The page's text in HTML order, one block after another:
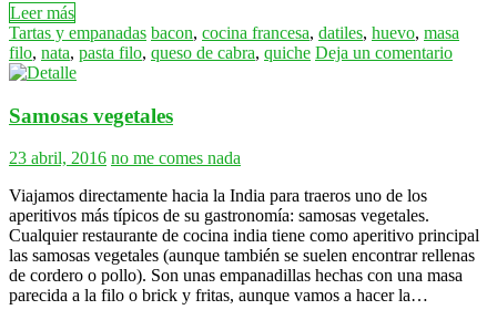
Leer más
Tartas y empanadas bacon, cocina francesa, datiles, huevo, masa
filo, nata, pasta filo, queso de cabra, quiche Deja un comentario
Samosas vegetales
23 abril, 2016 no me comes nada
Viajamos directamente hacia la India para traeros uno de los
aperitivos más típicos de su gastronomía: samosas vegetales.
Cualquier restaurante de cocina india tiene como aperitivo principal
las samosas vegetales (aunque también se suelen encontrar rellenas
de cordero o pollo). Son unas empanadillas hechas con una masa
parecida a la filo o brick y fritas, aunque vamos a hacer la…